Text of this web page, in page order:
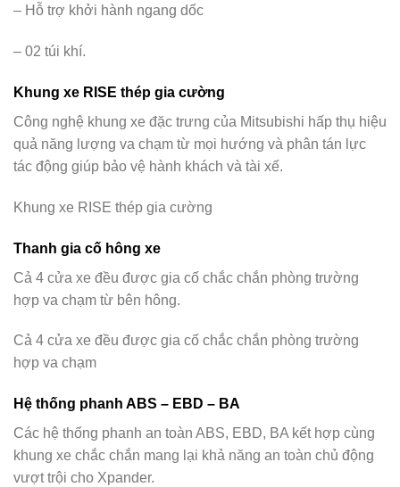
– Hỗ trợ khởi hành ngang dốc
– 02 túi khí.
Khung xe RISE thép gia cường
Công nghệ khung xe đặc trưng của Mitsubishi hấp thụ hiệu
quả năng lượng va chạm từ mọi hướng và phân tán lực
tác động giúp bảo vệ hành khách và tài xế.
Khung xe RISE thép gia cường
Thanh gia cố hông xe
Cả 4 cửa xe đều được gia cố chắc chắn phòng trường
hợp va chạm từ bên hông.
Cả 4 cửa xe đều được gia cố chắc chắn phòng trường
hợp va chạm
Hệ thống phanh ABS – EBD – BA
Các hệ thống phanh an toàn ABS, EBD, BA kết hợp cùng
khung xe chắc chắn mang lại khả năng an toàn chủ động
vượt trội cho Xpander.